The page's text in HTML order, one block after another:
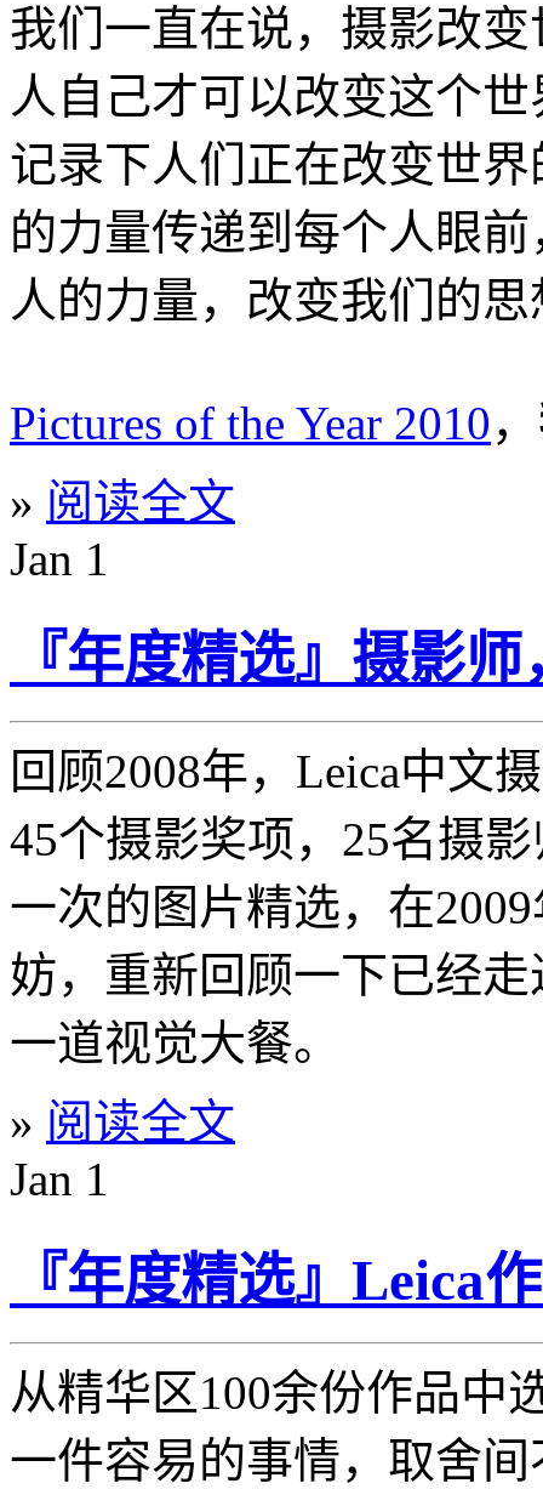
我们一直在说，摄影改
人自己才可以改变这个
记录下人们正在改变世
的力量传递到每个人眼
人的力量，改变我们的
Pictures of the Year 2010，
» 阅读全文
Jan 1
『年度精选』摄影
回顾2008年，Leica中文
45个摄影奖项，25名摄
一次的图片精选，在
妨，重新回顾一下已经
一道视觉大餐。
» 阅读全文
Jan 1
『年度精选』Leica
从精华区100余份作品中
一件容易的事情，取舍